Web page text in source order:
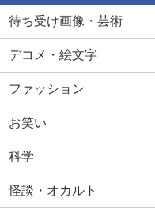
待ち受け画像・芸術
デコメ・絵文字
ファッション
お笑い
科学
怪談・オカルト